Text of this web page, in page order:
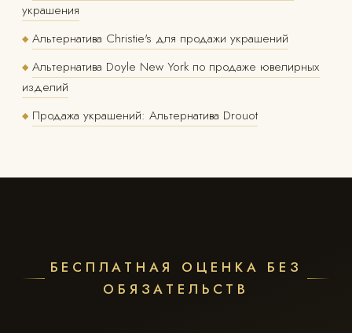
украшения
◆ Альтернатива Christie's для продажи украшений
◆ Альтернатива Doyle New York по продаже ювелирных
изделий
◆ Продажа украшений: Альтернатива Drouot
БЕСПЛАТНАЯ ОЦЕНКА БЕЗ
ОБЯЗАТЕЛЬСТВ